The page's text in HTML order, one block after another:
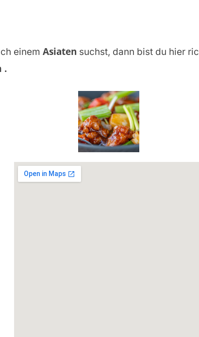
einem Asiaten suchst, dann bist du hier
.